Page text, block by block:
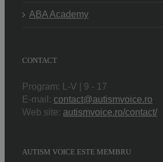
ABA Academy
CONTACT
Program: L-V | 9 - 17
E-mail: contact@autismvoice.ro
Web site: autismvoice.ro/contact/
AUTISM VOICE ESTE MEMBRU